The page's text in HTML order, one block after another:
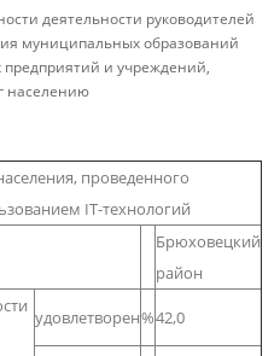
деятельности руководителей
муниципальных образований
предприятий и учреждений,
населению
проведенного
IT-технологий
Брюховецкий
район
удовлетворен%42,0